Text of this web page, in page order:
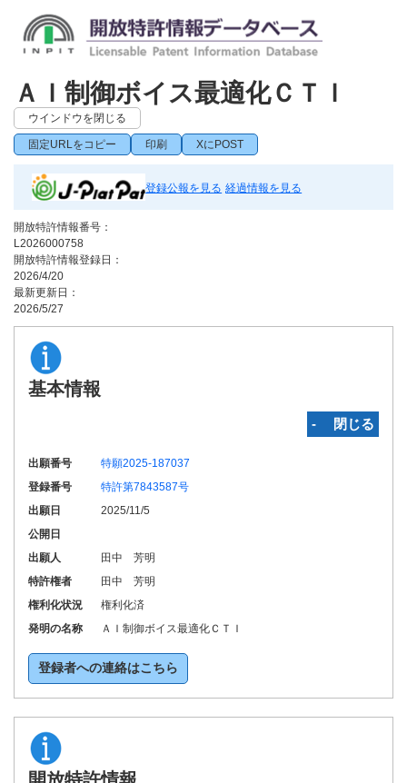
ＡＩ制御ボイス最適化ＣＴＩ
ウインドウを閉じる
固定URLをコピー 印刷 XにPOST
登録公報を見る 経過情報を見る
開放特許情報番号：
L2026000758
開放特許情報登録日：
2026/4/20
最新更新日：
2026/5/27
基本情報
‐ 閉じる
出願番号
特願2025-187037
登録番号
特許第7843587号
出願日
2025/11/5
公開日
出願人
田中 芳明
特許権者
田中 芳明
権利化状況
権利化済
発明の名称
ＡＩ制御ボイス最適化ＣＴＩ
登録者への連絡はこちら